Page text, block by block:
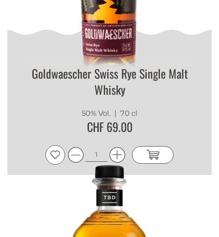
Goldwaescher Swiss Rye Single Malt
Whisky
50% Vol. | 70 cl
CHF 69.00